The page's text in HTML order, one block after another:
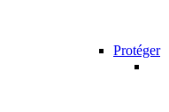
Protéger